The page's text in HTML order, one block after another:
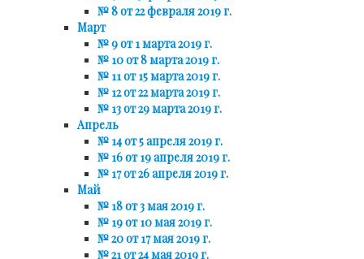
№ 8 от 22 февраля 2019 г.
Март
№ 9 от 1 марта 2019 г.
№ 10 от 8 марта 2019 г.
№ 11 от 15 марта 2019 г.
№ 12 от 22 марта 2019 г.
№ 13 от 29 марта 2019 г.
Апрель
№ 14 от 5 апреля 2019 г.
№ 16 от 19 апреля 2019 г.
№ 17 от 26 апреля 2019 г.
Май
№ 18 от 3 мая 2019 г.
№ 19 от 10 мая 2019 г.
№ 20 от 17 мая 2019 г.
№ 21 от 24 мая 2019 г.